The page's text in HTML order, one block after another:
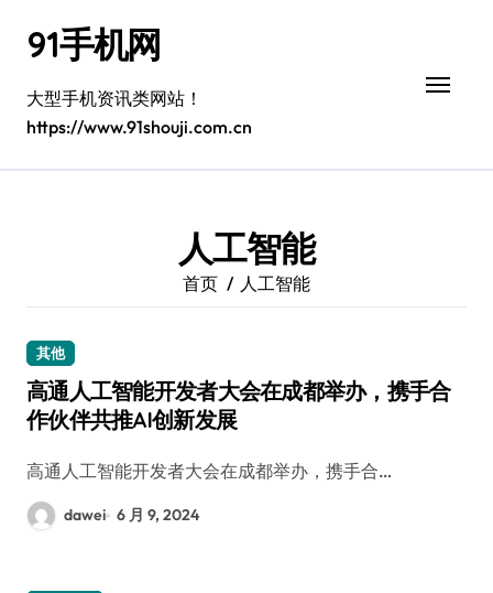
91手机网
大型手机资讯类网站！
https://www.91shouji.com.cn
人工智能
首页 人工智能
其他
高通人工智能开发者大会在成都举办，携手合
作伙伴共推AI创新发展
高通人工智能开发者大会在成都举办，携手合…
dawei 6 月 9, 2024